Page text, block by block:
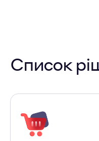
Список